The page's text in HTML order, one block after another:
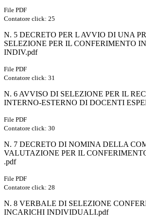
File PDF
Contatore click: 25
N. 5 DECRETO PER L AVVIO DI UNA
SELEZIONE PER IL CONFERIMENTO
INDIV.pdf
File PDF
Contatore click: 31
N. 6 AVVISO DI SELEZIONE PER IL
INTERNO-ESTERNO DI DOCENTI
File PDF
Contatore click: 30
N. 7 DECRETO DI NOMINA DELLA
VALUTAZIONE PER IL
.pdf
File PDF
Contatore click: 28
N. 8 VERBALE DI SELEZIONE
INCARICHI INDIVIDUALI.pdf